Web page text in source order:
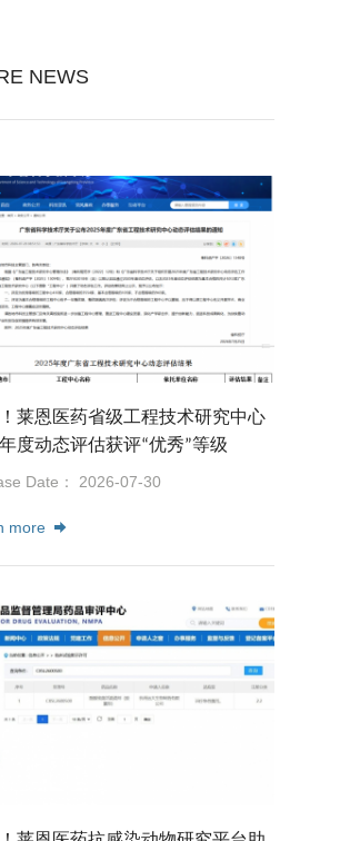
NEWS
莱恩医药省级工程技术研究中心
度动态评估获评“优秀”等级
Date： 2026-07-30
more